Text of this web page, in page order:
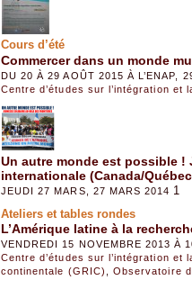
Cours d’été
Commercer dans un monde
DU 20 À 29 AOÛT 2015 À L’ENAP,
Centre d’études sur l’intégration et
Un autre monde est possible !
internationale (Canada/
JEUDI 27 MARS, 27 MARS 2014 1
Ateliers et tables rondes
L’Amérique latine à la
VENDREDI 15 NOVEMBRE 2013 À
Centre d’études sur l’intégration et
continentale (GRIC) ,Observatoire